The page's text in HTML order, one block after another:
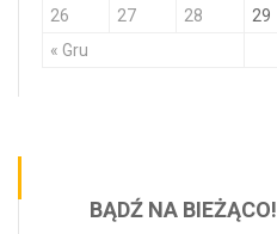
« Gru
26
27 28 29
BĄDŹ NA BIEŻĄCO!